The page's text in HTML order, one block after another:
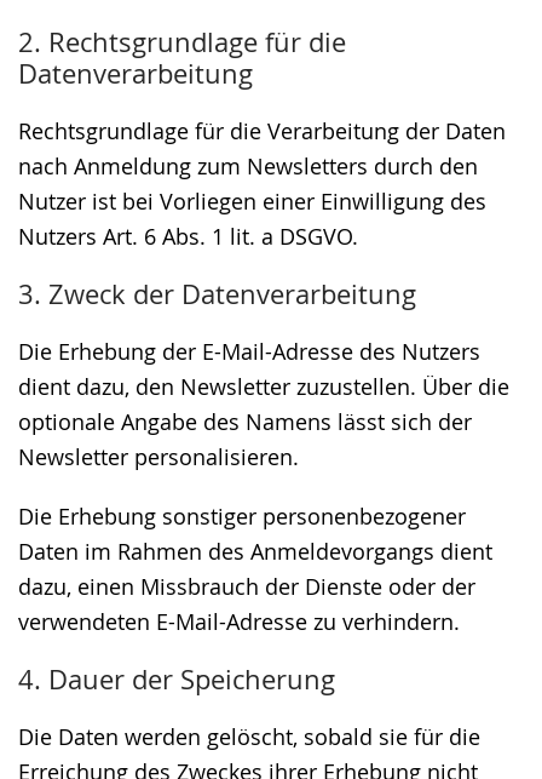
2. Rechtsgrundlage für die
Datenverarbeitung
Rechtsgrundlage für die Verarbeitung der Daten
nach Anmeldung zum Newsletters durch den
Nutzer ist bei Vorliegen einer Einwilligung des
Nutzers Art. 6 Abs. 1 lit. a DSGVO.
3. Zweck der Datenverarbeitung
Die Erhebung der E-Mail-Adresse des Nutzers
dient dazu, den Newsletter zuzustellen. Über die
optionale Angabe des Namens lässt sich der
Newsletter personalisieren.
Die Erhebung sonstiger personenbezogener
Daten im Rahmen des Anmeldevorgangs dient
dazu, einen Missbrauch der Dienste oder der
verwendeten E-Mail-Adresse zu verhindern.
4. Dauer der Speicherung
Die Daten werden gelöscht, sobald sie für die
Erreichung des Zweckes ihrer Erhebung nicht